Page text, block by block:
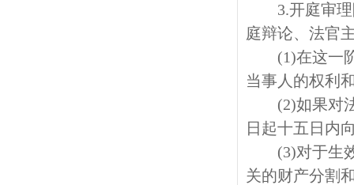
3.开庭审理
庭辩论、法官
(1)在这一阶
当事人的权利
(2)如果对法
日起十五日内
(3)对于生效
关的财产分割